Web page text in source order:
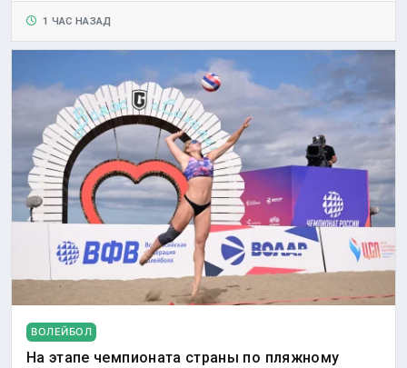
1 ЧАС НАЗАД
ВОЛЕЙБОЛ
На этапе чемпионата страны по пляжному